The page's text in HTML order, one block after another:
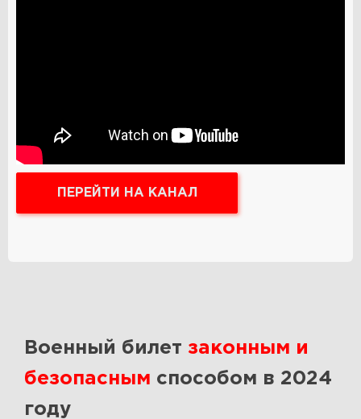
ПЕРЕЙТИ НА КАНАЛ
Военный билет законным и
безопасным способом в 2024
году